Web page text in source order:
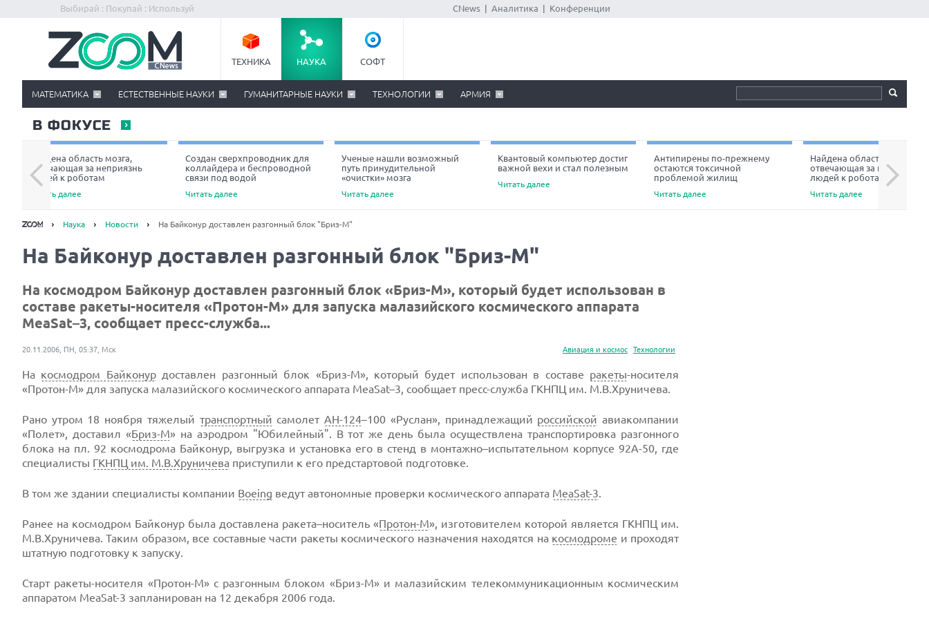
Выбирай : Покупай : Используй CNews Аналитика Конференции
ТЕХНИКА НАУКА СОФТ
МАТЕМАТИКА ЕСТЕСТВЕННЫЕ НАУКИ ГУМАНИТАРНЫЕ НАУКИ ТЕХНОЛОГИИ АРМИЯ
В ФОКУСЕ
Найдена область мозга,
отвечающая за неприязнь
людей к роботам
Читать далее
Создан сверхпроводник для
коллайдера и беспроводной
связи под водой
Читать далее
Ученые нашли возможный
путь принудительной
«очистки» мозга
Читать далее
Квантовый компьютер достиг
важной вехи и стал полезным
Читать далее
Антипирены по-прежнему
остаются токсичной
проблемой жилищ
Читать далее
Найдена область мозга,
отвечающая за неприязнь
людей к роботам
Читать далее
Next
Наука Новости На Байконур доставлен разгонный блок "Бриз-М"
На Байконур доставлен разгонный блок "Бриз-М"
На космодром Байконур доставлен разгонный блок «Бриз-М», который будет использован в
составе ракеты-носителя «Протон-М» для запуска малазийского космического аппарата
MeaSat–3, сообщает пресс-служба...
Авиация и космос Технологии
20.11.2006, ПН, 05:37, Мск
На космодром Байконурдоставлен разгонный блок «Бриз-М», который будет использован в составе ракеты-носителя
«Протон-М» для запуска малазийского космического аппарата MeaSat–3, сообщает пресс-служба ГКНПЦ им. М.В.Хруничева.
Рано утром 18 ноября тяжелый транспортный самолетАН-124–100 «Руслан», принадлежащий российской авиакомпании
«Полет», доставил «Бриз-М» на аэродром "Юбилейный". В тот же день была осуществлена транспортировка разгонного
блока на пл. 92 космодрома Байконур, выгрузка и установка его в стенд в монтажно–испытательном корпусе 92А-50, где
специалисты ГКНПЦ им. М.В.Хруничева приступили к его предстартовой подготовке.
В том же здании специалисты компании Boeing ведут автономные проверки космического аппарата MeaSat-3.
Ранее на космодром Байконур была доставлена ракета–носитель «Протон-М», изготовителем которой является ГКНПЦ им.
М.В.Хруничева. Таким образом, все составные части ракеты космического назначения находятся на космодроме и проходят
штатную подготовку к запуску.
Старт ракеты-носителя «Протон-М» с разгонным блоком «Бриз-М» и малазийским телекоммуникационным космическим
аппаратом MeaSat-3 запланирован на 12 декабря 2006 года.